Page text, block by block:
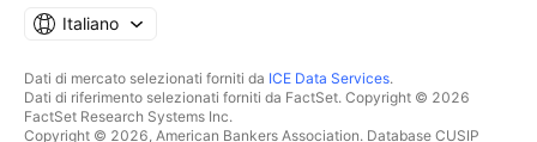
Italiano
Dati di mercato selezionati forniti da ICE Data Services.
Dati di riferimento selezionati forniti da FactSet. Copyright © 2026
FactSet Research Systems Inc.
Copyright © 2026, American Bankers Association. Database CUSIP